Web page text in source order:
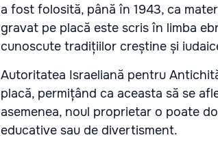
a fost folosită, până în 1943, ca
gravat pe placă este scris în limba
cunoscute tradițiilor creștine și
Autoritatea Israeliană pentru
placă, permițând ca aceasta să se
asemenea, noul proprietar o poate
educative sau de divertisment.